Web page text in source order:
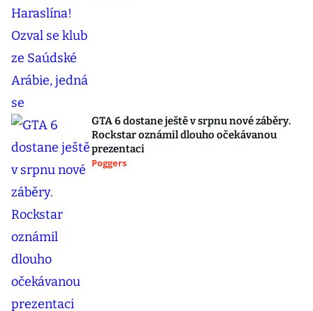
GTA 6 dostane ještě v srpnu nové záběry.
Rockstar oznámil dlouho očekávanou
prezentaci
Poggers